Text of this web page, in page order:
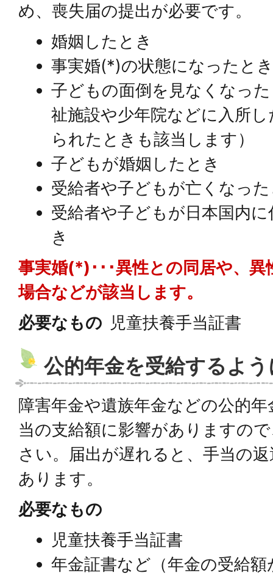
め、喪失届の提出が必要です。
婚姻したとき
事実婚(*)の状態になったと
子どもの面倒を見なくなっ
祉施設や少年院などに入所
られたときも該当します）
子どもが婚姻したとき
受給者や子どもが亡くなっ
受給者や子どもが日本国内
き
事実婚(*)･･･異性との同居や、
場合などが該当します。
必要なもの 児童扶養手当証書
公的年金を受給するよ
障害年金や遺族年金などの公的
当の支給額に影響がありますの
さい。届出が遅れると、手当の
あります。
必要なもの
児童扶養手当証書
年金証書など（年金の受給